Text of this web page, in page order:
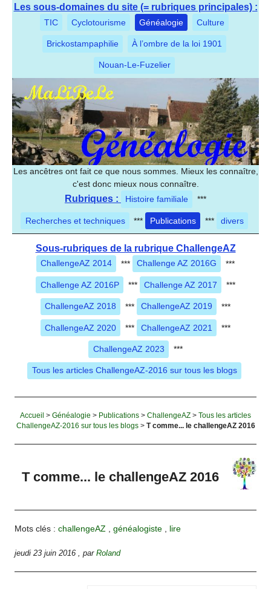
Les sous-domaines du site (= rubriques principales) :
TIC Cyclotourisme Généalogie Culture
Brickostampaphilie À l’ombre de la loi 1901
Nouan-Le-Fuzelier
Les ancêtres ont fait ce que nous sommes. Mieux les connaître,
c'est donc mieux nous connaître.
Rubriques : Histoire familiale ***
Recherches et techniques *** Publications *** divers
Sous-rubriques de la rubrique ChallengeAZ
ChallengeAZ 2014 *** Challenge AZ 2016G ***
Challenge AZ 2016P *** Challenge AZ 2017 ***
ChallengeAZ 2018 *** ChallengeAZ 2019 ***
ChallengeAZ 2020 *** ChallengeAZ 2021 ***
ChallengeAZ 2023 ***
Tous les articles ChallengeAZ-2016 sur tous les blogs
Accueil > Généalogie > Publications > ChallengeAZ > Tous les articles
ChallengeAZ-2016 sur tous les blogs> T comme... le challengeAZ 2016
T comme... le challengeAZ 2016
Mots clés :challengeAZ ,généalogiste , lire
jeudi 23 juin 2016 ,parRoland